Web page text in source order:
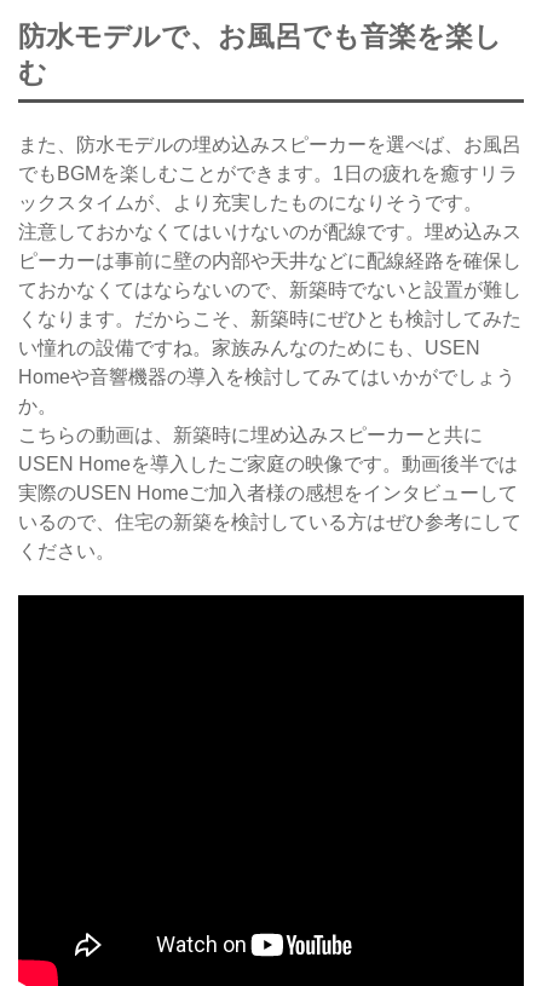
防水モデルで、お風呂でも音楽を楽し
む
また、防水モデルの埋め込みスピーカーを選べば、お風呂
でもBGMを楽しむことができます。1日の疲れを癒すリラ
ックスタイムが、より充実したものになりそうです。
注意しておかなくてはいけないのが配線です。埋め込みス
ピーカーは事前に壁の内部や天井などに配線経路を確保し
ておかなくてはならないので、新築時でないと設置が難し
くなります。だからこそ、新築時にぜひとも検討してみた
い憧れの設備ですね。家族みんなのためにも、USEN
Homeや音響機器の導入を検討してみてはいかがでしょう
か。
こちらの動画は、新築時に埋め込みスピーカーと共に
USEN Homeを導入したご家庭の映像です。動画後半では
実際のUSEN Homeご加入者様の感想をインタビューして
いるので、住宅の新築を検討している方はぜひ参考にして
ください。